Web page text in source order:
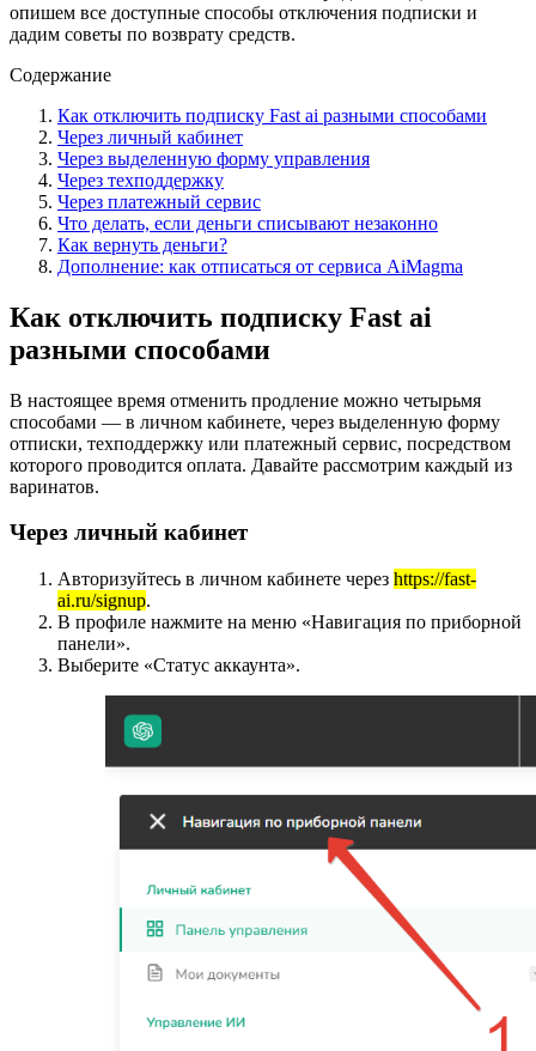
опишем все доступные способы отключения подписки и
дадим советы по возврату средств.
Содержание
Как отключить подписку Fast ai разными способами
Через личный кабинет
Через выделенную форму управления
Через техподдержку
Через платежный сервис
Что делать, если деньги списывают незаконно
Как вернуть деньги?
Дополнение: как отписаться от сервиса AiMagma
Как отключить подписку Fast ai
разными способами
В настоящее время отменить продление можно четырьмя
способами — в личном кабинете, через выделенную форму
отписки, техподдержку или платежный сервис, посредством
которого проводится оплата. Давайте рассмотрим каждый из
варинатов.
Через личный кабинет
Авторизуйтесь в личном кабинете через https://fast-
ai.ru/signup.
В профиле нажмите на меню «Навигация по приборной
панели».
Выберите «Статус аккаунта».